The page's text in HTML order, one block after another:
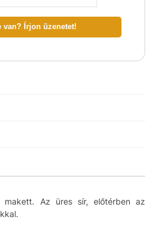
van? Írjon üzenetet!
makett. Az üres sír, előtérben az